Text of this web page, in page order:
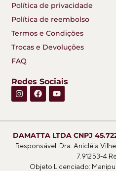
Política de privacidade
Política de reembolso
Termos e Condições
Trocas e Devoluções
FAQ
Redes Sociais
DAMATTA LTDA CNPJ
Responsável: Dra. Anicléia
7.91253-4
Objeto Licenciado: